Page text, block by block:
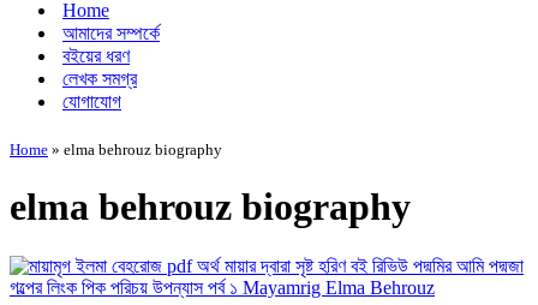
Home
আমাদের সম্পর্কে
বইয়ের ধরণ
লেখক সমগ্র
যোগাযোগ
Home » elma behrouz biography
elma behrouz biography